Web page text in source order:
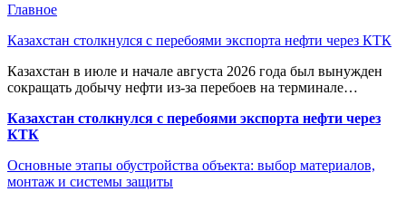
Главное
Казахстан столкнулся с перебоями экспорта нефти через КТК
Казахстан в июле и начале августа 2026 года был вынужден
сокращать добычу нефти из-за перебоев на терминале…
Казахстан столкнулся с перебоями экспорта нефти через
КТК
Основные этапы обустройства объекта: выбор материалов,
монтаж и системы защиты